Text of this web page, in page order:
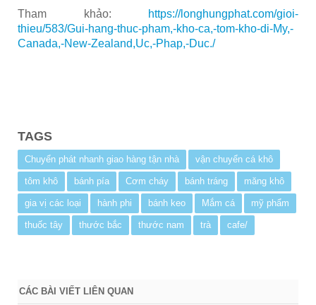
Tham khảo:
https://longhungphat.com/gioi-
thieu/583/Gui-hang-thuc-pham,-kho-ca,-tom-kho-di-My,-
Canada,-New-Zealand,Uc,-Phap,-Duc./
TAGS
Chuyển phát nhanh giao hàng tận nhà vận chuyển cá khô
tôm khô bánh pía Cơm cháy bánh tráng măng khô
gia vị các loại hành phi bánh keo Mắm cá mỹ phẩm
thuốc tây thước bắc thước nam trà cafe/
CÁC BÀI VIẾT LIÊN QUAN